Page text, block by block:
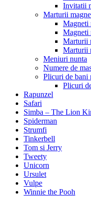
Invitatii
Marturii
Magneti
Magneti
Marturii
Marturii
Meniuri nunta
Numere de
Plicuri de bani
Plicuri
Rapunzel
Safari
Simba – The Lion
Spiderman
Strumfi
Tinkerbell
Tom si Jerry
Tweety
Unicorn
Ursulet
Vulpe
Winnie the Pooh